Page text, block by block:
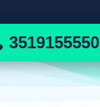
3519155550